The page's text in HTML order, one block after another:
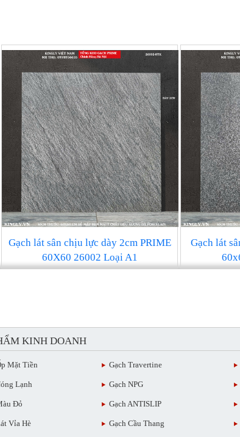
Gạch lát sân chịu lực dày 2cm PRIME
60X60 26002 Loại A1
Gạch lát
KINH DOANH
Mặt Tiền Gạch Travertine
Lạnh Gạch NPG
Đỏ Gạch ANTISLIP
Vỉa Hè Gạch Cầu Thang